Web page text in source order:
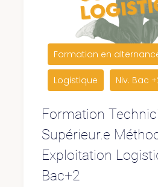
Formation en
Logistique Niv. Bac
Formation
Supérieur.e
Exploitation
Bac+2